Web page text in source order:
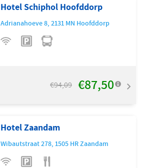
Hotel Schiphol Hoofddorp
Adrianahoeve 8,2131 MN Hoofddorp
€94,09 €87,50
Hotel Zaandam
Wibautstraat 278,1505 HRZaandam